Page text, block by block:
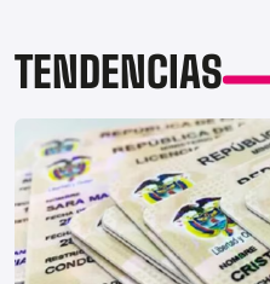
TENDENCIAS